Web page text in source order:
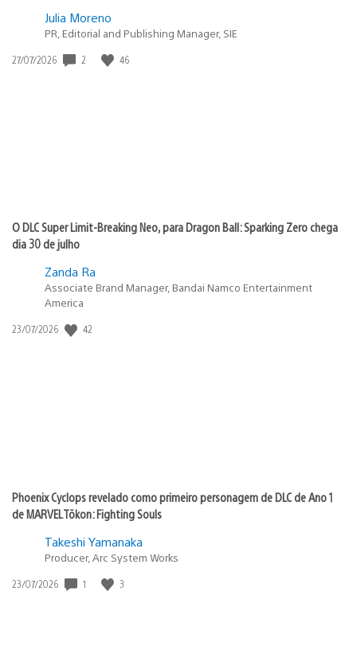
Julia Moreno
PR, Editorial and Publishing Manager, SIE
Data
27/07/2026 2 46
O DLC Super Limit-Breaking Neo, para Dragon Ball: Sparking Zero chega
dia 30 de julho
Zanda Ra
Associate Brand Manager, Bandai Namco Entertainment
America
Data
23/07/2026 42
Phoenix Cyclops revelado como primeiro personagem de DLC de Ano 1
de MARVEL Tōkon: Fighting Souls
Takeshi Yamanaka
Producer, Arc System Works
Data
23/07/2026 1 3